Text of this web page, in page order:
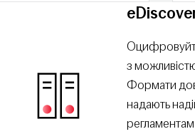
з
Формати
надають
регламентам